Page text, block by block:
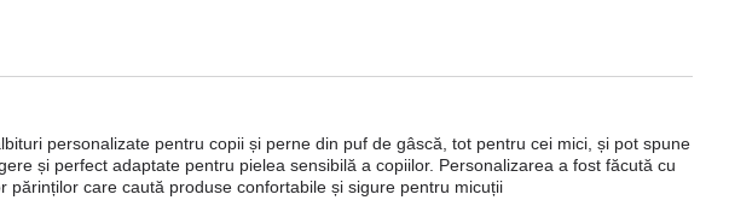
personalizate pentru copii și perne din puf de gâscă, tot pentru cei mici, și pot spune
și perfect adaptate pentru pielea sensibilă a copiilor. Personalizarea a fost făcută cu
care caută produse confortabile și sigure pentru micuții